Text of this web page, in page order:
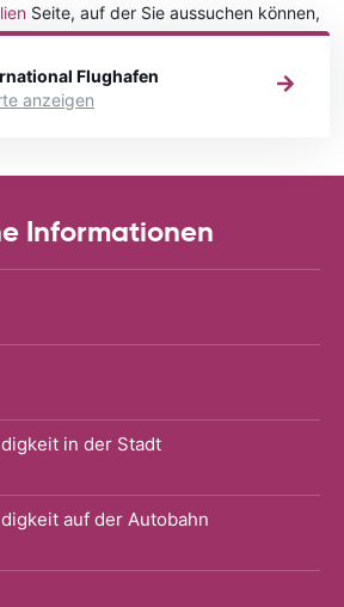
Seite, auf der Sie aussuchen können,
Sie Ihr Fahrzeug mieten wollen.
Flughafen
anzeigen
Informationen
in der Stadt
auf der Autobahn